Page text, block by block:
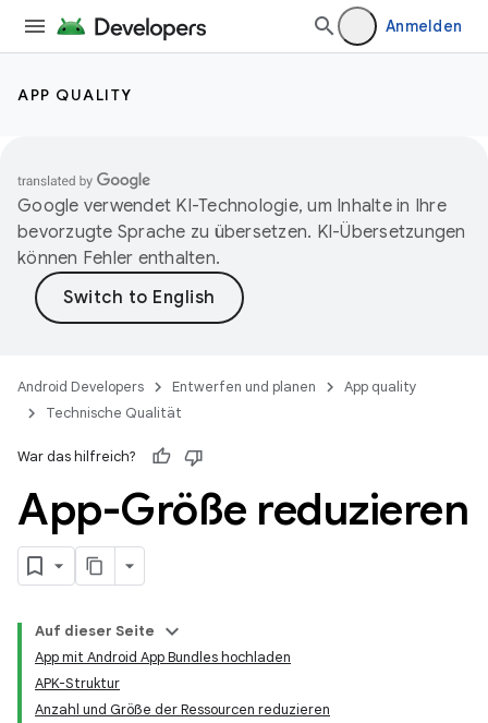
Anmelden
APP QUALITY
Google verwendet KI-Technologie, um Inhalte in Ihre
bevorzugte Sprache zu übersetzen. KI-Übersetzungen
können Fehler enthalten.
Android Developers Entwerfen und planen
App quality
Technische Qualität
War das hilfreich?
App-Größe reduzieren
Auf dieser Seite
App mit Android App Bundles hochladen
APK-Struktur
Anzahl und Größe der Ressourcen reduzieren